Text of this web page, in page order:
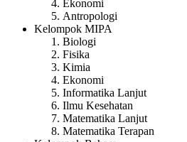
Ekonomi
Antropologi
Kelompok MIPA
Biologi
Fisika
Kimia
Ekonomi
Informatika Lanjut
Ilmu Kesehatan
Matematika Lanjut
Matematika Terapan